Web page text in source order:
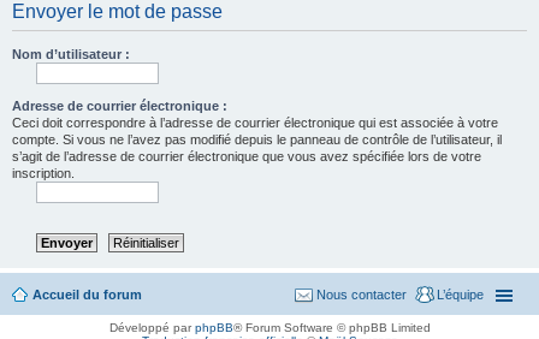
Envoyer le mot de passe
Nom d’utilisateur :
Adresse de courrier électronique :
Ceci doit correspondre à l’adresse de courrier électronique qui est associée à votre
compte. Si vous ne l’avez pas modifié depuis le panneau de contrôle de l’utilisateur, il
s’agit de l’adresse de courrier électronique que vous avez spécifiée lors de votre
inscription.
Accueil du forum L’équipe
Nous contacter
Développé parphpBB® Forum Software © phpBB Limited